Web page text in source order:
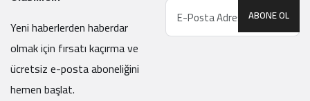
Yeni haberlerden haberdar
olmak için fırsatı kaçırma ve
ücretsiz e-posta aboneliğini
hemen başlat.
ABONE OL